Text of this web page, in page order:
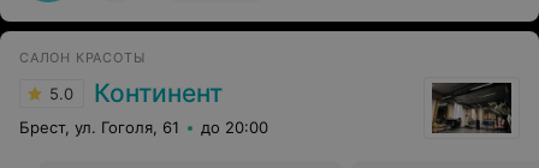
САЛОН КРАСОТЫ
5.0 Континент
Брест, ул. Гоголя, 61 до 20:00